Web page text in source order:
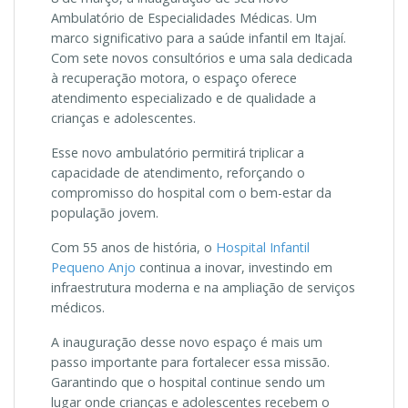
Ambulatório de Especialidades Médicas. Um
marco significativo para a saúde infantil em Itajaí.
Com sete novos consultórios e uma sala dedicada
à recuperação motora, o espaço oferece
atendimento especializado e de qualidade a
crianças e adolescentes.
Esse novo ambulatório permitirá triplicar a
capacidade de atendimento, reforçando o
compromisso do hospital com o bem-estar da
população jovem.
Com 55 anos de história, o Hospital Infantil
Pequeno Anjo continua a inovar, investindo em
infraestrutura moderna e na ampliação de serviços
médicos.
A inauguração desse novo espaço é mais um
passo importante para fortalecer essa missão.
Garantindo que o hospital continue sendo um
lugar onde crianças e adolescentes recebem o